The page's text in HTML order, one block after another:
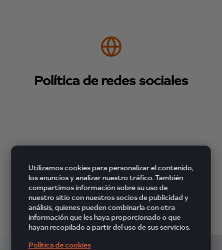
Política de redes sociales
Política de imagen
Utilizamos cookies para personalizar el contenido,
los anuncios y analizar nuestro tráfico. También
compartimos información sobre su uso de
nuestro sitio con nuestros socios de publicidad y
análisis, quienes pueden combinarla con otra
información que les haya proporcionado o que
hayan recopilado a partir del uso de sus servicios.
Política de cookies